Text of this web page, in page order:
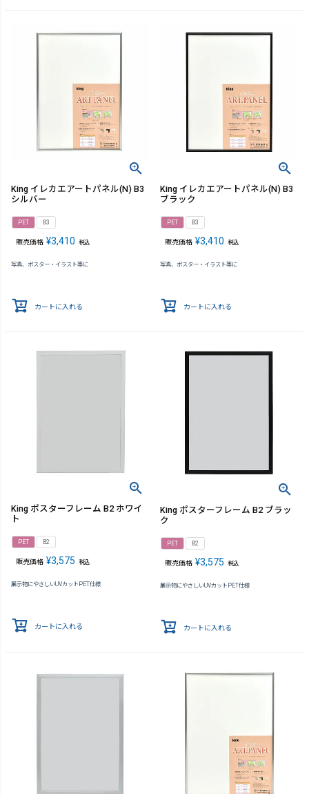
King イレカエアートパネル(N) B3
シルバー
PET B3
販売価格 ¥3,410 税込
写真、ポスター・イラスト等に
カートに入れる
King イレカエアートパネル(N) B3
ブラック
PET B3
販売価格 ¥3,410 税込
写真、ポスター・イラスト等に
カートに入れる
King ポスターフレーム B2 ホワイ
ト
PET B2
販売価格 ¥3,575 税込
展示物にやさしいUVカットPET仕様
カートに入れる
King ポスターフレーム B2 ブラッ
ク
PET B2
販売価格 ¥3,575 税込
展示物にやさしいUVカットPET仕様
カートに入れる